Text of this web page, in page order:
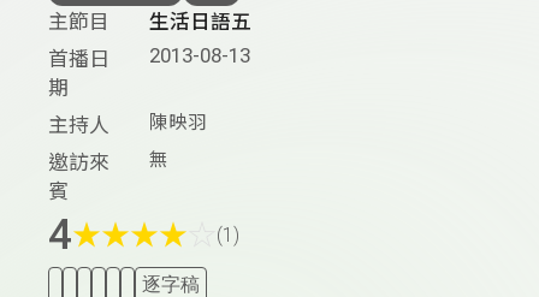
主節目
生活日語五
首播日
期
2013-08-13
主持人 陳映羽
邀訪來
賓
無
4★★★★ (1)
逐字稿